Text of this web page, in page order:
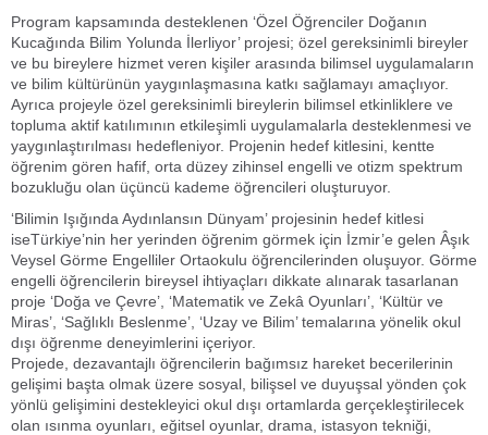
Program kapsamında desteklenen ‘Özel Öğrenciler Doğanın
Kucağında Bilim Yolunda İlerliyor’ projesi; özel gereksinimli bireyler
ve bu bireylere hizmet veren kişiler arasında bilimsel uygulamaların
ve bilim kültürünün yaygınlaşmasına katkı sağlamayı amaçlıyor.
Ayrıca projeyle özel gereksinimli bireylerin bilimsel etkinliklere ve
topluma aktif katılımının etkileşimli uygulamalarla desteklenmesi ve
yaygınlaştırılması hedefleniyor. Projenin hedef kitlesini, kentte
öğrenim gören hafif, orta düzey zihinsel engelli ve otizm spektrum
bozukluğu olan üçüncü kademe öğrencileri oluşturuyor.
‘Bilimin Işığında Aydınlansın Dünyam’ projesinin hedef kitlesi
iseTürkiye’nin her yerinden öğrenim görmek için İzmir’e gelen Âşık
Veysel Görme Engelliler Ortaokulu öğrencilerinden oluşuyor. Görme
engelli öğrencilerin bireysel ihtiyaçları dikkate alınarak tasarlanan
proje ‘Doğa ve Çevre’, ‘Matematik ve Zekâ Oyunları’, ‘Kültür ve
Miras’, ‘Sağlıklı Beslenme’, ‘Uzay ve Bilim’ temalarına yönelik okul
dışı öğrenme deneyimlerini içeriyor.
Projede, dezavantajlı öğrencilerin bağımsız hareket becerilerinin
gelişimi başta olmak üzere sosyal, bilişsel ve duyuşsal yönden çok
yönlü gelişimini destekleyici okul dışı ortamlarda gerçekleştirilecek
olan ısınma oyunları, eğitsel oyunlar, drama, istasyon tekniği,